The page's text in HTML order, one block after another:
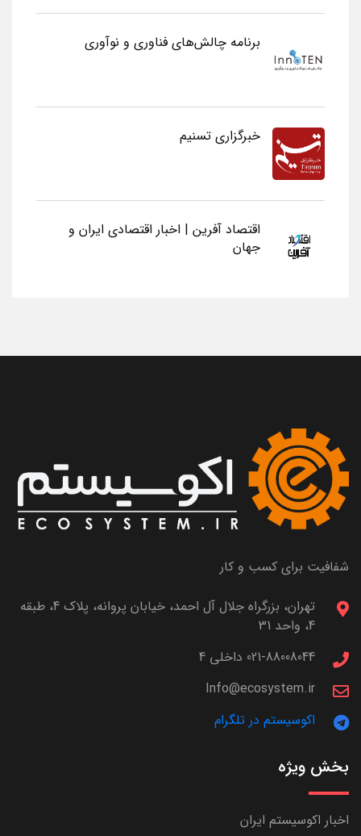
برنامه چالش‌های فناوری و نوآوری
خبرگزاری تسنیم
اقتصاد آفرین | اخبار اقتصادی ایران و
جهان
شفافیت برای کسب و کار
تهران، بزرگراه جلال آل احمد، خیابان پروانه، پلاک 4، طبقه
4، واحد 31
021-88008044 داخلی 4
Info@ecosystem.ir
اکوسیستم در تلگرام
بخش ویژه
اخبار اکوسیستم ایران